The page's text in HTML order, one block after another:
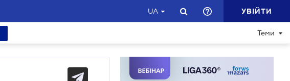
UA УВІЙТИ
Теми